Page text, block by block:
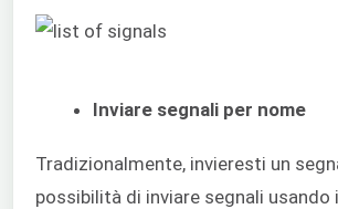
Inviare segnali per nome
Tradizionalmente, invieresti un
possibilità di inviare segnali